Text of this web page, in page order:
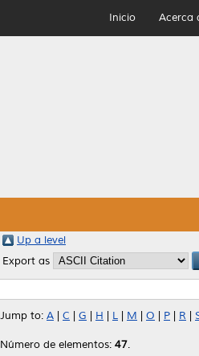
Inicio Acerca
Up a level
Export as
Jump to: A C G H L M O P R
Número de elementos: 47.